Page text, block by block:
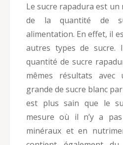
Le sucre rapadura est un
de la quantité de
alimentation. En effet, il
autres types de
quantité de sucre
mêmes résultats avec
grande de sucre blanc
est plus sain que le
mesure où il n’y a
minéraux et en